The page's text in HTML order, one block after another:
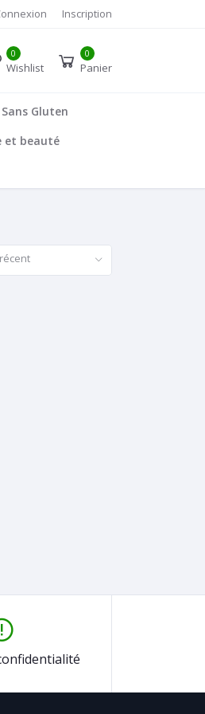
Inscription
0
Wishlist
0
Panier
Sans Gluten
et beauté